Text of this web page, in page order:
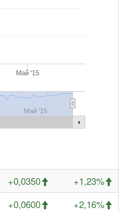
Май '15
Май '15
+0,0350
+1,23%
+0,0600
+2,16%